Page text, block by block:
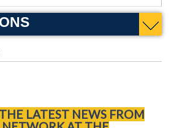
LATEST NEWS FROM